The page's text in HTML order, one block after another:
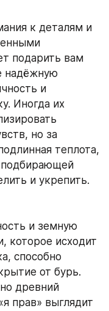
к деталям и
подарить вам
надёжную
и
Иногда их
но за
теплотa,
подбирающей
и укрепить.
и земную
которое исходит
способно
древний
прав» выглядит